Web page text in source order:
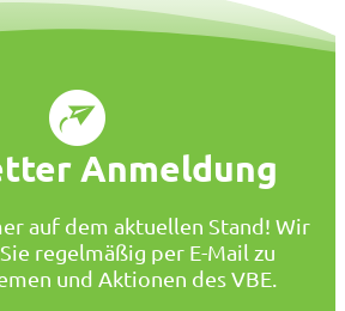
Anmeldung
auf dem aktuellen Stand! Wir
regelmäßig per E-Mail zu
und Aktionen des VBE.